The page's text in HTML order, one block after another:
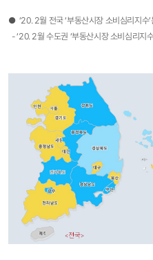
● ‘20. 2월 전국 ‘부동산시장 소비심리지수’
- ‘20. 2월 수도권 ‘부동산시장 소비심리지